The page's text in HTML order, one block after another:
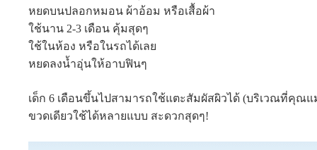
หยดบนปลอกหมอน ผ้าอ้อม หรือเสื้อผ้า
ใช้นาน 2-3 เดือน คุ้มสุดๆ
ใช้ในห้อง หรือในรถได้เลย
หยดลงน้ำอุ่นให้อาบฟินๆ
เด็ก 6 เดือนขึ้นไปสามารถใช้แตะสัมผัสผิวได้ (บริเวณที่คุณ
ขวดเดียวใช้ได้หลายแบบ สะดวกสุดๆ!